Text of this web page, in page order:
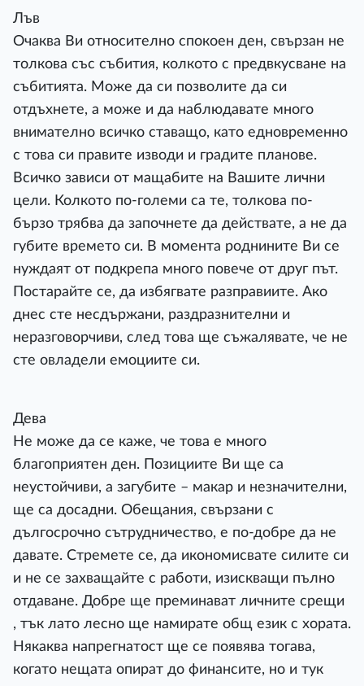
Лъв
Очаква Ви относително спокоен ден, свързан не
толкова със събития, колкото с предвкусване на
събитията. Може да си позволите да си
отдъхнете, а може и да наблюдавате много
внимателно всичко ставащо, като едновременно
с това си правите изводи и градите планове.
Всичко зависи от мащабите на Вашите лични
цели. Колкото по-големи са те, толкова по-
бързо трябва да започнете да действате, а не да
губите времето си. В момента роднините Ви се
нуждаят от подкрепа много повече от друг път.
Постарайте се, да избягвате разправиите. Ако
днес сте несдържани, раздразнителни и
неразговорчиви, след това ще съжалявате, че не
сте овладели емоциите си.
Дева
Не може да се каже, че това е много
благоприятен ден. Позициите Ви ще са
неустойчиви, а загубите – макар и незначителни,
ще са досадни. Обещания, свързани с
дългосрочно сътрудничество, е по-добре да не
давате. Стремете се, да икономисвате силите си
и не се захващайте с работи, изискващи пълно
отдаване. Добре ще преминават личните срещи
, тък лато лесно ще намирате общ език с хората.
Някаква напрегнатост ще се появява тогава,
когато нещата опират до финансите, но и тук